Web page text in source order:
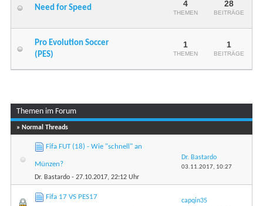
Need for Speed 4
THEMEN
28
BEITRÄGE
Pro Evolution Soccer
(PES)
1
THEMEN
1
BEITRÄGE
Themen im Forum
» Normal Threads
Fifa FUT (18) - Wie "schnell" an
Münzen?
Dr. Bastardo - 27.10.2017, 22:12 Uhr
Dr. Bastardo
03.11.2017, 10:27
Fifa 17 VS PES17 capqin35